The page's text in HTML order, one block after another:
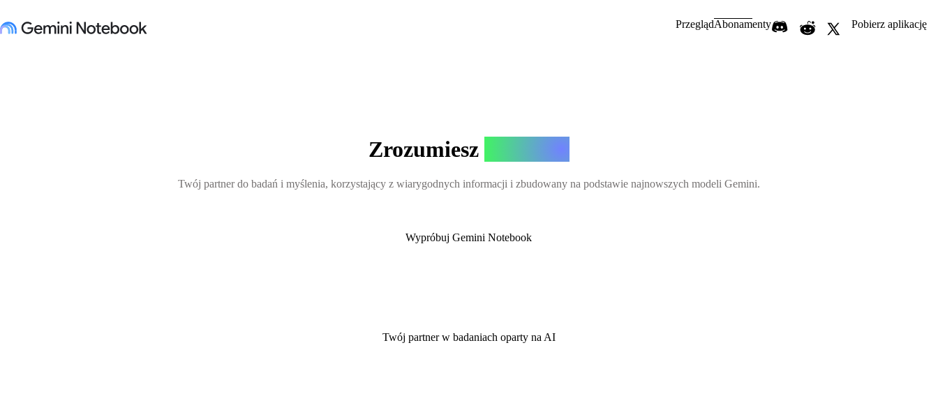
PrzeglądAbonamenty Pobierz aplikację
Zrozumiesz
Twój partner do badań i myślenia, korzystający z wiarygodnych informacji i zbudowany na podstawie najnowszych modeli Gemini.
Wypróbuj Gemini Notebook
Twój partner w badaniach oparty na AI